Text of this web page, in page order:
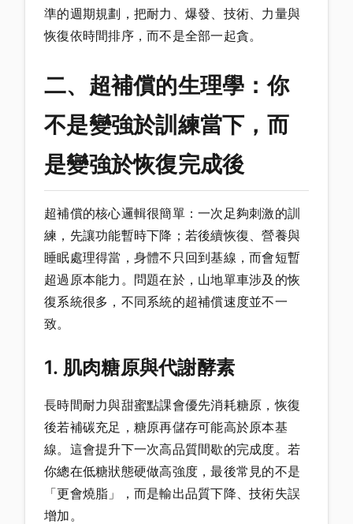
準的週期規劃，把耐力、爆發、技術、力量與
恢復依時間排序，而不是全部一起貪。
二、超補償的生理學：你
不是變強於訓練當下，而
是變強於恢復完成後
超補償的核心邏輯很簡單：一次足夠刺激的訓
練，先讓功能暫時下降；若後續恢復、營養與
睡眠處理得當，身體不只回到基線，而會短暫
超過原本能力。問題在於，山地單車涉及的恢
復系統很多，不同系統的超補償速度並不一
致。
1. 肌肉糖原與代謝酵素
長時間耐力與甜蜜點課會優先消耗糖原，恢復
後若補碳充足，糖原再儲存可能高於原本基
線。這會提升下一次高品質間歇的完成度。若
你總在低糖狀態硬做高強度，最後常見的不是
「更會燒脂」，而是輸出品質下降、技術失誤
增加。